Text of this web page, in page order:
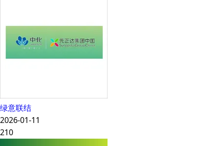
绿意联结
2026-01-11
210